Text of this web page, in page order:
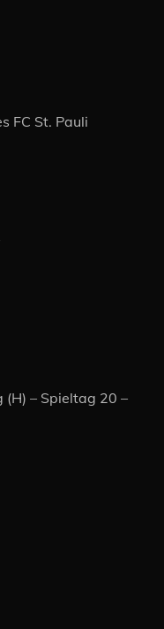
FC St. Pauli
(H) – Spieltag 20 –